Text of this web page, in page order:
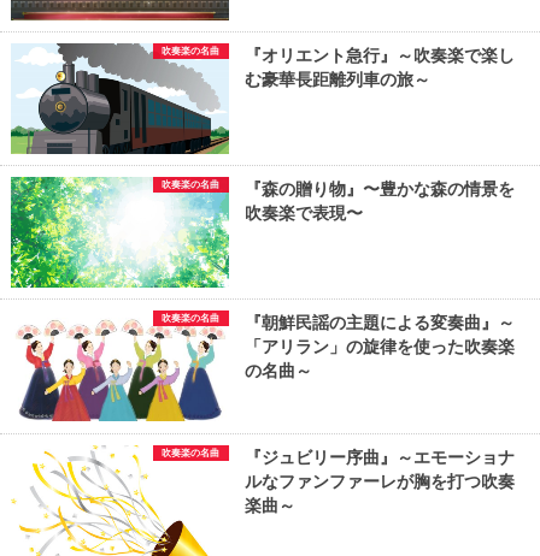
吹奏楽の名曲
『オリエント急行』～吹奏楽で楽し
む豪華長距離列車の旅～
吹奏楽の名曲
『森の贈り物』〜豊かな森の情景を
吹奏楽で表現〜
吹奏楽の名曲
『朝鮮民謡の主題による変奏曲』～
「アリラン」の旋律を使った吹奏楽
の名曲～
吹奏楽の名曲
『ジュビリー序曲』～エモーショナ
ルなファンファーレが胸を打つ吹奏
楽曲～